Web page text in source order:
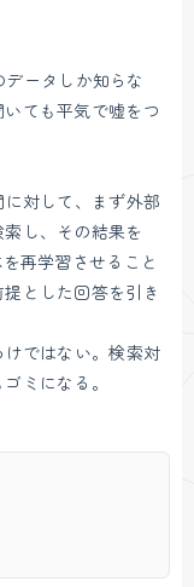
ータしか知らな
ても平気で嘘をつ
対して、まず外部
し、その結果を
再学習させること
とした回答を引き
ではない。検索対
ミになる。